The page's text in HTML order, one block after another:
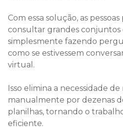
Com essa solução, as
consultar grandes conjuntos
simplesmente fazendo
como se estivessem
virtual.
Isso elimina a necessidade
manualmente por dezenas
planilhas, tornando o
eficiente.